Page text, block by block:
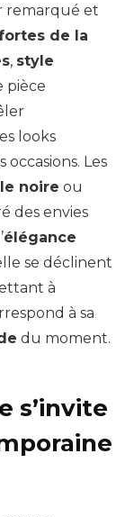
remarqué et
de la
, style
pièce
looks
Les
noire ou
des envies
élégance
se déclinent
à
à sa
du moment.
s’invite